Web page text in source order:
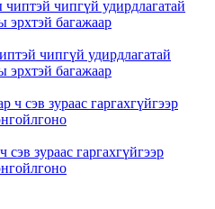
чипгүй удирдлагатай
эрхтэй багажаар
зураас гаргахгүйгээр